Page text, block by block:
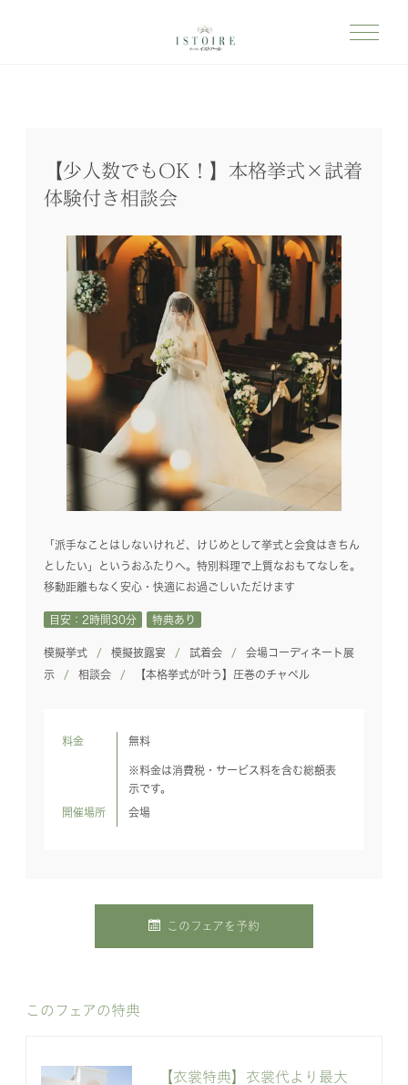
【少人数でもOK！】本格挙式×試着
体験付き相談会
「派手なことはしないけれど、けじめとして挙式と会食はきちん
としたい」というおふたりへ。特別料理で上質なおもてなしを。
移動距離もなく安心・快適にお過ごしいただけます
目安：2時間30分 特典あり
模擬挙式 模擬披露宴 試着会
会場コーディネート展
示
相談会 【本格挙式が叶う】圧巻のチャペル
料金 無料
※料金は消費税・サービス料を含む総額表
示です。
開催場所 会場
このフェアを予約
このフェアの特典
【衣裳特典】衣裳代より最大